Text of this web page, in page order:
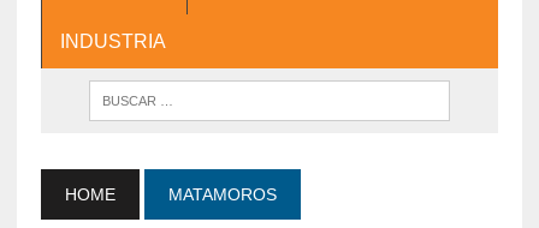
INDUSTRIA
HOME MATAMOROS